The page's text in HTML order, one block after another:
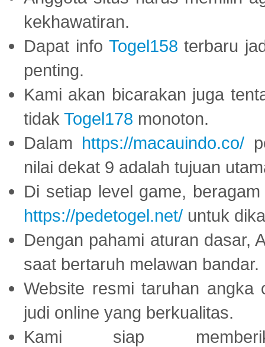
kekhawatiran.
Dapat info Togel158 terbaru
penting.
Kami akan bicarakan juga
tidak Togel178 monoton.
Dalam https://macauindo.co/
nilai dekat 9 adalah tujuan
Di setiap level game,
https://pedetogel.net/ untuk
Dengan pahami aturan dasar,
saat bertaruh melawan bandar.
Website resmi taruhan
judi online yang berkualitas.
Kami siap